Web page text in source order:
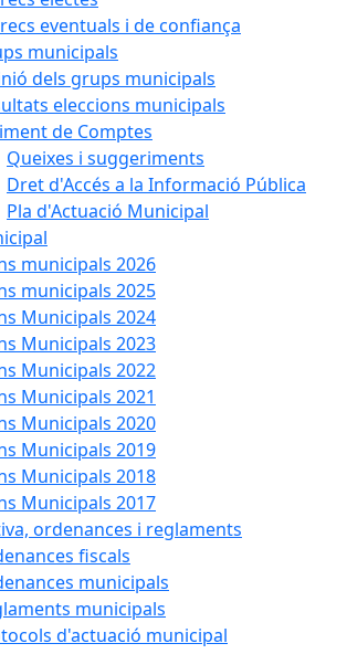
eventuals i de confiança
municipals
dels grups municipals
eleccions municipals
de Comptes
Queixes i suggeriments
Dret d'Accés a la Informació Pública
Pla d'Actuació Municipal
municipals 2026
municipals 2025
Municipals 2024
Municipals 2023
Municipals 2022
Municipals 2021
Municipals 2020
Municipals 2019
Municipals 2018
Municipals 2017
ordenances i reglaments
fiscals
municipals
municipals
d'actuació municipal